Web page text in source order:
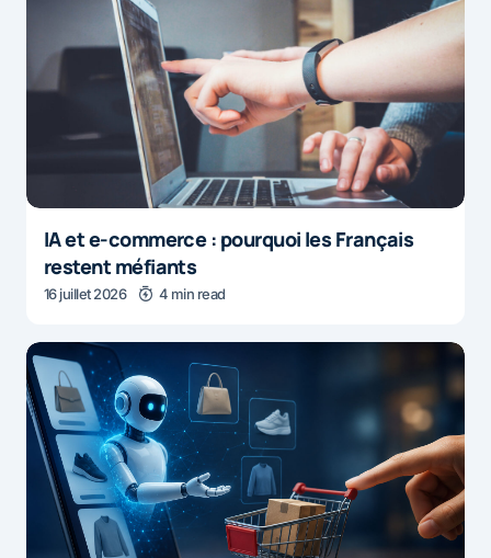
IA et e-commerce : pourquoi les Français
restent méfiants
16 juillet 2026 4 min read